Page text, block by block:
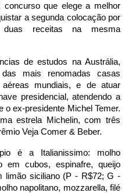
concurso que elege a melhor
a segunda colocação por
receitas na mesma
de estudos na Austrália,
mais renomadas casas
aéreas mundiais, e de atuar
presidencial, atendendo a
o ex-presidente Michel Temer.
estrela Michelin, com três
Veja Comer & Beber.
é a Italianissimo: molho
em cubos, espinafre, queijo
limão siciliano (P - R$72; G -
napolitano, mozzarella, filé